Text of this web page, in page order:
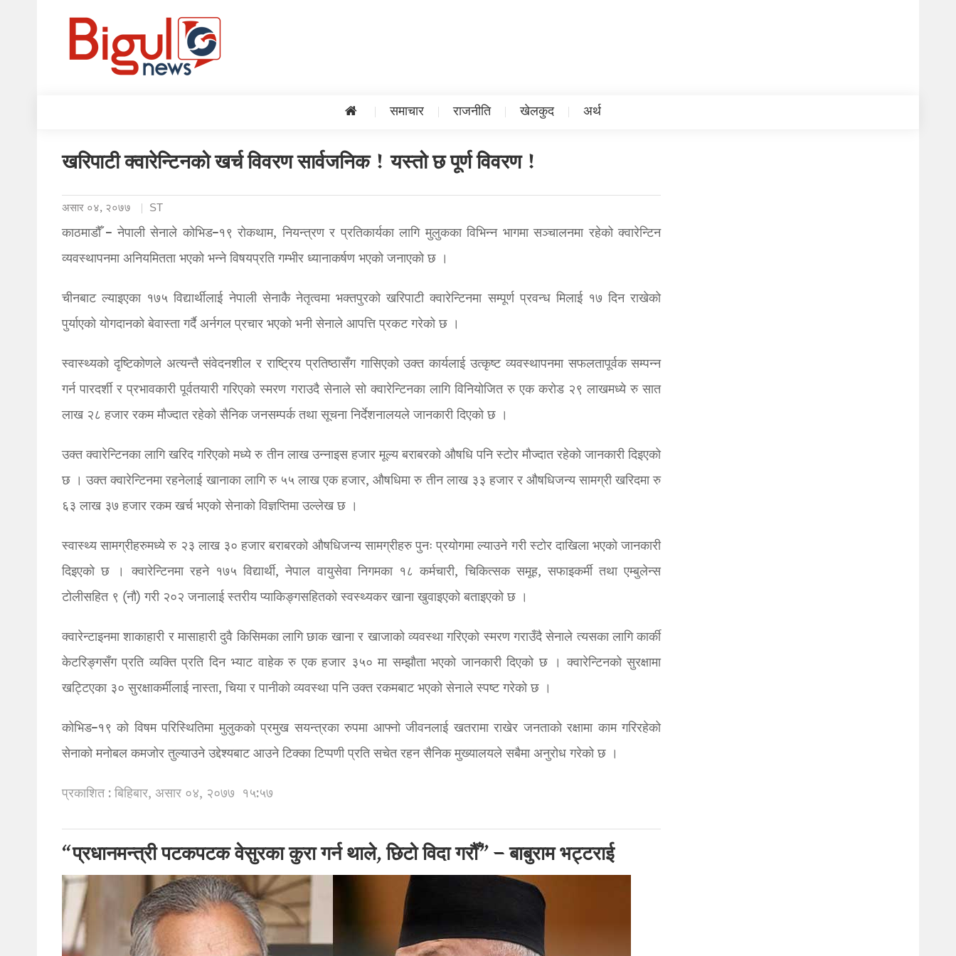
समाचार राजनीति खेलकुद अर्थ
खरिपाटी क्वारेन्टिनको खर्च विवरण सार्वजनिक ! यस्तो छ पूर्ण विवरण !
असार ०४, २०७७ ST
काठमाडौँ – नेपाली सेनाले कोभिड–१९ रोकथाम, नियन्त्रण र प्रतिकार्यका लागि मुलुकका विभिन्न भागमा सञ्चालनमा रहेको क्वारेन्टिन
व्यवस्थापनमा अनियमितता भएको भन्ने विषयप्रति गम्भीर ध्यानाकर्षण भएको जनाएको छ ।
चीनबाट ल्याइएका १७५ विद्यार्थीलाई नेपाली सेनाकै नेतृत्वमा भक्तपुरको खरिपाटी क्वारेन्टिनमा सम्पूर्ण प्रवन्ध मिलाई १७ दिन राखेको
पुर्याएको योगदानको बेवास्ता गर्दै अर्नगल प्रचार भएको भनी सेनाले आपत्ति प्रकट गरेको छ ।
स्वास्थ्यको दृष्टिकोणले अत्यन्तै संवेदनशील र राष्ट्रिय प्रतिष्ठासँग गासिएको उक्त कार्यलाई उत्कृष्ट व्यवस्थापनमा सफलतापूर्वक सम्पन्न
गर्न पारदर्शी र प्रभावकारी पूर्वतयारी गरिएको स्मरण गराउदै सेनाले सो क्वारेन्टिनका लागि विनियोजित रु एक करोड २९ लाखमध्ये रु सात
लाख २८ हजार रकम मौज्दात रहेको सैनिक जनसम्पर्क तथा सूचना निर्देशनालयले जानकारी दिएको छ ।
उक्त क्वारेन्टिनका लागि खरिद गरिएको मध्ये रु तीन लाख उन्नाइस हजार मूल्य बराबरको औषधि पनि स्टोर मौज्दात रहेको जानकारी दिइएको
छ । उक्त क्वारेन्टिनमा रहनेलाई खानाका लागि रु ५५ लाख एक हजार, औषधिमा रु तीन लाख ३३ हजार र औषधिजन्य सामग्री खरिदमा रु
६३ लाख ३७ हजार रकम खर्च भएको सेनाको विज्ञप्तिमा उल्लेख छ ।
स्वास्थ्य सामग्रीहरुमध्ये रु २३ लाख ३० हजार बराबरको औषधिजन्य सामग्रीहरु पुनः प्रयोगमा ल्याउने गरी स्टोर दाखिला भएको जानकारी
दिइएको छ । क्वारेन्टिनमा रहने १७५ विद्यार्थी, नेपाल वायुसेवा निगमका १८ कर्मचारी, चिकित्सक समूह, सफाइकर्मी तथा एम्बुलेन्स
टोलीसहित ९ (नौ) गरी २०२ जनालाई स्तरीय प्याकिङ्गसहितको स्वस्थ्यकर खाना खुवाइएको बताइएको छ ।
क्वारेन्टाइनमा शाकाहारी र मासाहारी दुवै किसिमका लागि छाक खाना र खाजाको व्यवस्था गरिएको स्मरण गराउँदै सेनाले त्यसका लागि कार्की
केटरिङ्गसँग प्रति व्यक्ति प्रति दिन भ्याट वाहेक रु एक हजार ३५० मा सम्झौता भएको जानकारी दिएको छ । क्वारेन्टिनको सुरक्षामा
खट्टिएका ३० सुरक्षाकर्मीलाई नास्ता, चिया र पानीको व्यवस्था पनि उक्त रकमबाट भएको सेनाले स्पष्ट गरेको छ ।
कोभिड–१९ को विषम परिस्थितिमा मुलुकको प्रमुख सयन्त्रका रुपमा आफ्नो जीवनलाई खतरामा राखेर जनताको रक्षामा काम गरिरहेको
सेनाको मनोबल कमजोर तुल्याउने उद्देश्यबाट आउने टिक्का टिप्पणी प्रति सचेत रहन सैनिक मुख्यालयले सबैमा अनुरोध गरेको छ ।
प्रकाशित : बिहिबार, असार ०४, २०७७ १५:५७
“प्रधानमन्त्री पटकपटक वेसुरका कुरा गर्न थाले, छिटो विदा गरौँ” – बाबुराम भट्टराई